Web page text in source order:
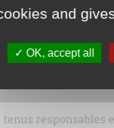
(RGPD : n°
le meilleur taux
la possibilité
de ses
and
OK, accept all